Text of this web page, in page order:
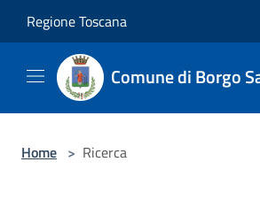
Regione Toscana
Comune di Borgo
Home > Ricerca